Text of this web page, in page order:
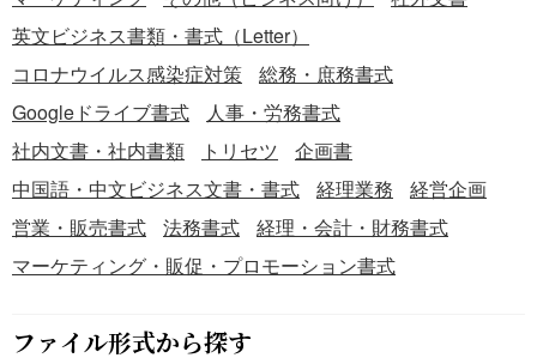
英文ビジネス書類・書式（Letter）
コロナウイルス感染症対策
総務・庶務書式
Googleドライブ書式
人事・労務書式
社内文書・社内書類
トリセツ
企画書
中国語・中文ビジネス文書・書式
経理業務
経営企画
営業・販売書式
法務書式
経理・会計・財務書式
マーケティング・販促・プロモーション書式
ファイル形式から探す